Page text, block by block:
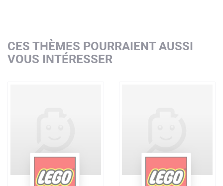
CES THÈMES POURRAIENT AUSSI
VOUS INTÉRESSER